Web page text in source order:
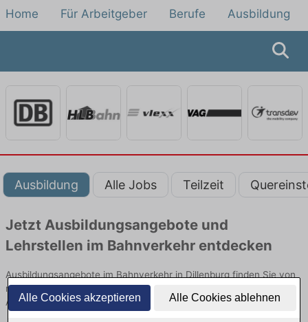
Alle Cookies akzeptieren Alle Cookies ablehnen
Home Für Arbeitgeber Berufe Ausbildung
Ausbildung Alle Jobs Teilzeit
Jetzt Ausbildungsangebote und
Lehrstellen im Bahnverkehr entdecken
Ausbildungsangebote im Bahnverkehr in Dillenburg finden Sie von
namhaften Firmen. Entdecken Sie freie Optionen von Top-
Arbeitgebern und bewerben Sie sich noch heute.